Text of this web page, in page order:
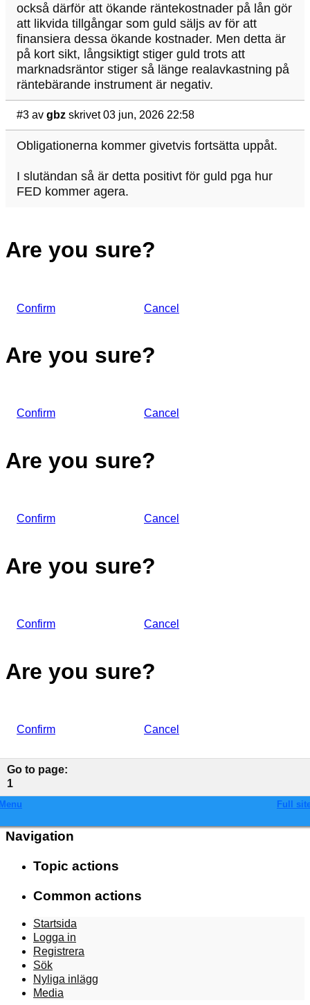
också därför att ökande räntekostnader på lån gör
att likvida tillgångar som guld säljs av för att
finansiera dessa ökande kostnader. Men detta är
på kort sikt, långsiktigt stiger guld trots att
marknadsräntor stiger så länge realavkastning på
räntebärande instrument är negativ.
#3 av gbz skrivet 03 jun, 2026 22:58
Obligationerna kommer givetvis fortsätta uppåt.
I slutändan så är detta positivt för guld pga hur
FED kommer agera.
Are you sure?
Confirm Cancel
Are you sure?
Confirm Cancel
Are you sure?
Confirm Cancel
Are you sure?
Confirm Cancel
Are you sure?
Confirm Cancel
Go to page:
1
Full
Navigation
Topic actions
Common actions
Startsida
Logga in
Registrera
Sök
Nyliga inlägg
Media